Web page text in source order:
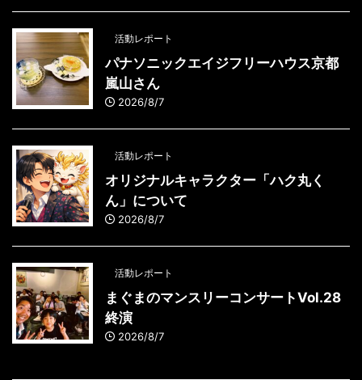
活動レポート
パナソニックエイジフリーハウス京都
嵐山さん
2026/8/7
活動レポート
オリジナルキャラクター「ハク丸く
ん」について
2026/8/7
活動レポート
まぐまのマンスリーコンサートVol.28
終演
2026/8/7